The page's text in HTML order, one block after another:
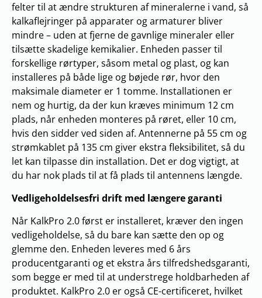
felter til at ændre strukturen af mineralerne i vand, så
kalkaflejringer på apparater og armaturer bliver
mindre – uden at fjerne de gavnlige mineraler eller
tilsætte skadelige kemikalier. Enheden passer til
forskellige rørtyper, såsom metal og plast, og kan
installeres på både lige og bøjede rør, hvor den
maksimale diameter er 1 tomme. Installationen er
nem og hurtig, da der kun kræves minimum 12 cm
plads, når enheden monteres på røret, eller 10 cm,
hvis den sidder ved siden af. Antennerne på 55 cm og
strømkablet på 135 cm giver ekstra fleksibilitet, så du
let kan tilpasse din installation. Det er dog vigtigt, at
du har nok plads til at få plads til antennens længde.
Vedligeholdelsesfri drift med længere garanti
Når KalkPro 2.0 først er installeret, kræver den ingen
vedligeholdelse, så du bare kan sætte den op og
glemme den. Enheden leveres med 6 års
producentgaranti og et ekstra års tilfredshedsgaranti,
som begge er med til at understrege holdbarheden af
produktet. KalkPro 2.0 er også CE-certificeret, hvilket